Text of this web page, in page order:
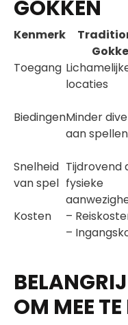
GOKKEN
Kenmerk
Toegang
locaties
BiedingenMinder
aan spellen
Snelheid
van spel
Tijdrovend
fysieke
Kosten
–
–
OM MEE